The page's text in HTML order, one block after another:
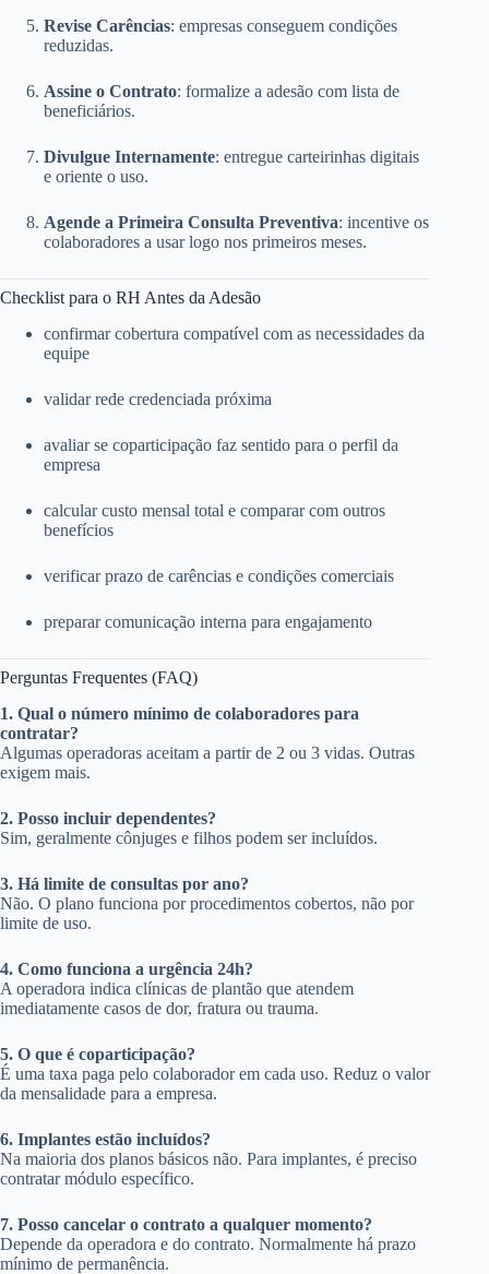
Revise Carências: empresas conseguem condições
reduzidas.
Assine o Contrato: formalize a adesão com lista de
beneficiários.
Divulgue Internamente: entregue carteirinhas digitais
e oriente o uso.
Agende a Primeira Consulta Preventiva: incentive os
colaboradores a usar logo nos primeiros meses.
Checklist para o RH Antes da Adesão
confirmar cobertura compatível com as necessidades da
equipe
validar rede credenciada próxima
avaliar se coparticipação faz sentido para o perfil da
empresa
calcular custo mensal total e comparar com outros
benefícios
verificar prazo de carências e condições comerciais
preparar comunicação interna para engajamento
Perguntas Frequentes (FAQ)
1. Qual o número mínimo de colaboradores para
contratar?
Algumas operadoras aceitam a partir de 2 ou 3 vidas. Outras
exigem mais.
2. Posso incluir dependentes?
Sim, geralmente cônjuges e filhos podem ser incluídos.
3. Há limite de consultas por ano?
Não. O plano funciona por procedimentos cobertos, não por
limite de uso.
4. Como funciona a urgência 24h?
A operadora indica clínicas de plantão que atendem
imediatamente casos de dor, fratura ou trauma.
5. O que é coparticipação?
É uma taxa paga pelo colaborador em cada uso. Reduz o valor
da mensalidade para a empresa.
6. Implantes estão incluídos?
Na maioria dos planos básicos não. Para implantes, é preciso
contratar módulo específico.
7. Posso cancelar o contrato a qualquer momento?
Depende da operadora e do contrato. Normalmente há prazo
mínimo de permanência.